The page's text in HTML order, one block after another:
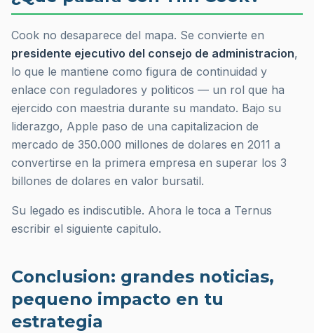
Cook no desaparece del mapa. Se convierte en
presidente ejecutivo del consejo de administracion,
lo que le mantiene como figura de continuidad y
enlace con reguladores y politicos — un rol que ha
ejercido con maestria durante su mandato. Bajo su
liderazgo, Apple paso de una capitalizacion de
mercado de 350.000 millones de dolares en 2011 a
convertirse en la primera empresa en superar los 3
billones de dolares en valor bursatil.
Su legado es indiscutible. Ahora le toca a Ternus
escribir el siguiente capitulo.
Conclusion: grandes noticias,
pequeno impacto en tu
estrategia